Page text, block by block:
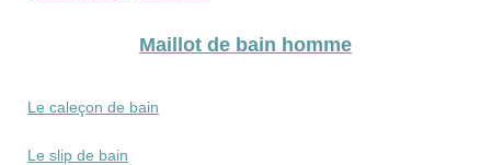
Maillot de bain homme
Le caleçon de bain
Le slip de bain